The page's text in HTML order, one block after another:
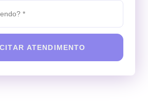
ATENDIMENTO